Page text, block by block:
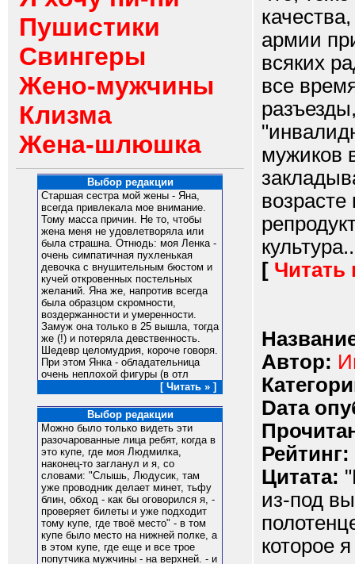
Пушистики
Свингеры
Жено-мужчины
Клизма
Жена-шлюшка
Выбор редакции
Старшая сестра мой жены - Яна,
всегда привлекала мое внимание.
Тому масса причин. Не то, чтобы
жена меня не удовлетворяла или
была страшна. Отнюдь: моя Ленка -
очень симпатичная пухленькая
девочка с внушительным бюстом и
кучей откровенных постельных
желаний. Яна же, напротив всегда
была образцом скромности,
воздержанности и умеренности.
Замуж она только в 25 вышла, тогда
же (!) и потеряла девственность.
Шедевр целомудрия, короче говоря.
При этом Янка - обладательница
очень неплохой фигуры (в отл
[ Читать » ]
Выбор редакции
Можно было только видеть эти
разочарованные лица ребят, когда в
это купе, где моя Людмилка,
наконец-то загланул и я, со
словами: "Слышь, Людусик, там
уже проводник делает минет, тьфу
блин, обход - как бы оговорился я, -
проверяет билеты и уже подходит
тому купе, где твоё место" - в том
купе было место на нижней полке, а
в этом купе, где еще и все трое
попутчика мужчины - на верхней. - и
армии
всяких
все
мужиков
[ Читать
Автор:
Dата
Рейтинг:
Цитата:
из-под
которое